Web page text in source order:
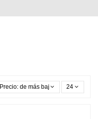
Precio: de más bajo a más alto
24